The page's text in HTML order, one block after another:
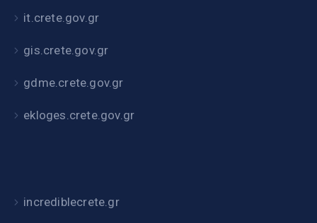
it.crete.gov.gr
gis.crete.gov.gr
gdme.crete.gov.gr
ekloges.crete.gov.gr
incrediblecrete.gr